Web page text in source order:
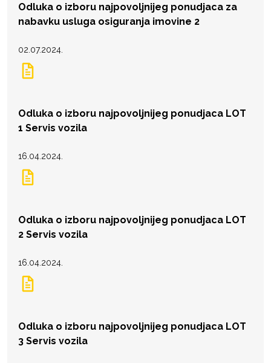
Odluka o izboru najpovoljnijeg ponudjaca za
nabavku usluga osiguranja imovine 2
02.07.2024.
Odluka o izboru najpovoljnijeg ponudjaca LOT
1 Servis vozila
16.04.2024.
Odluka o izboru najpovoljnijeg ponudjaca LOT
2 Servis vozila
16.04.2024.
Odluka o izboru najpovoljnijeg ponudjaca LOT
3 Servis vozila